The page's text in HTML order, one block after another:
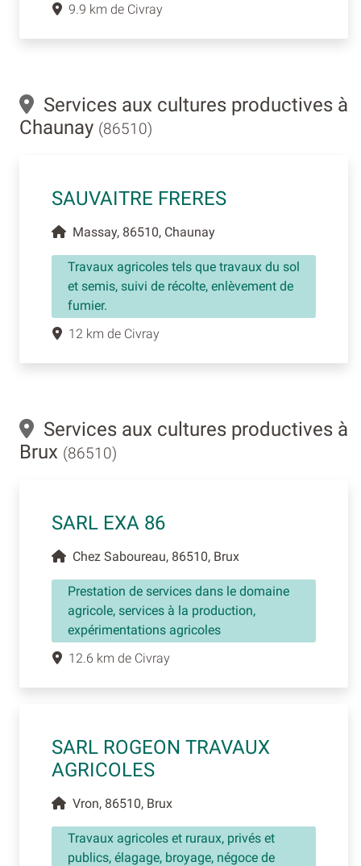
9.9 km de Civray
Services aux cultures productives à
Chaunay (86510)
SAUVAITRE FRERES
Massay, 86510, Chaunay
Travaux agricoles tels que travaux du sol
et semis, suivi de récolte, enlèvement de
fumier.
12 km de Civray
Services aux cultures productives à
Brux (86510)
SARL EXA 86
Chez Saboureau, 86510, Brux
Prestation de services dans le domaine
agricole, services à la production,
expérimentations agricoles
12.6 km de Civray
SARL ROGEON TRAVAUX
AGRICOLES
Vron, 86510, Brux
Travaux agricoles et ruraux, privés et
publics, élagage, broyage, négoce de